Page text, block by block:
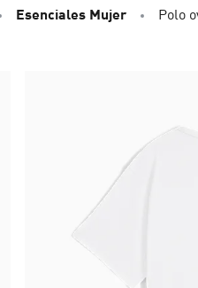
Esenciales Mujer Polo